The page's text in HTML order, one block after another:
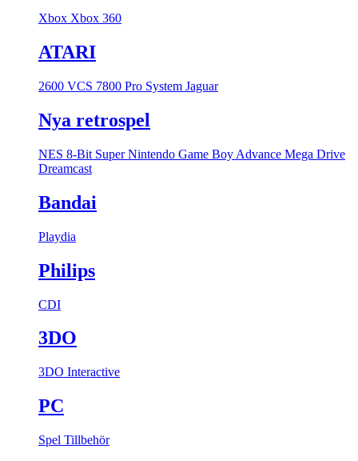
Xbox Xbox 360
ATARI
2600 VCS 7800 Pro System Jaguar
Nya retrospel
NES 8-Bit Super Nintendo Game Boy Advance Mega Drive
Dreamcast
Bandai
Playdia
Philips
CDI
3DO
3DO Interactive
PC
Spel Tillbehör